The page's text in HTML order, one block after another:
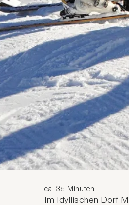
das Hotel kommod in
in Liechtenstein,
Winterwandern verbringt,
Städten wie Vaduz,
Bergbahnen
direkt in
ca. 35 Minuten
Im idyllischen Dorf